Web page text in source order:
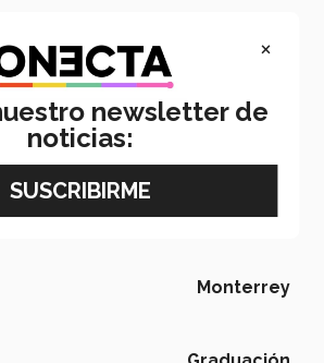
INTERESAR LEER:
Monterrey
×
newsletter de
noticias: